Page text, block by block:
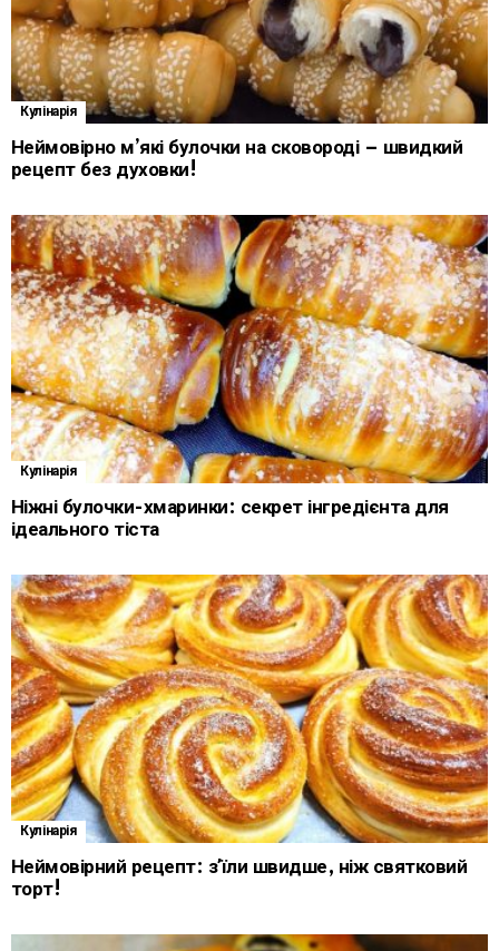
Кулінарія
Неймовірно м’які булочки на сковороді – швидкий
рецепт без духовки!
Кулінарія
Ніжні булочки-хмаринки: секрет інгредієнта для
ідеального тіста
Кулінарія
Неймовірний рецепт: зʼїли швидше, ніж святковий
торт!